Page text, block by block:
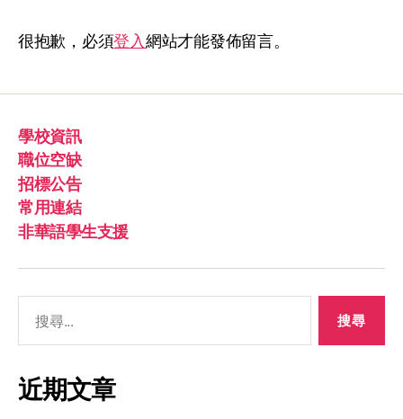
很抱歉，必須登入網站才能發佈留言。
學校資訊
職位空缺
招標公告
常用連結
非華語學生支援
近期文章